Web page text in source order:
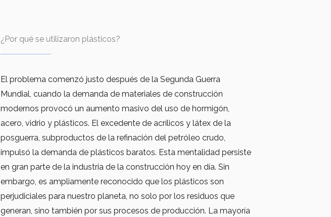
¿Por qué se utilizaron plásticos?
El problema comenzó justo después de la Segunda Guerra
Mundial, cuando la demanda de materiales de construcción
modernos provocó un aumento masivo del uso de hormigón,
acero, vidrio y plásticos. El excedente de acrílicos y látex de la
posguerra, subproductos de la refinación del petróleo crudo,
impulsó la demanda de plásticos baratos. Esta mentalidad persiste
en gran parte de la industria de la construcción hoy en día. Sin
embargo, es ampliamente reconocido que los plásticos son
perjudiciales para nuestro planeta, no solo por los residuos que
generan, sino también por sus procesos de producción. La mayoría